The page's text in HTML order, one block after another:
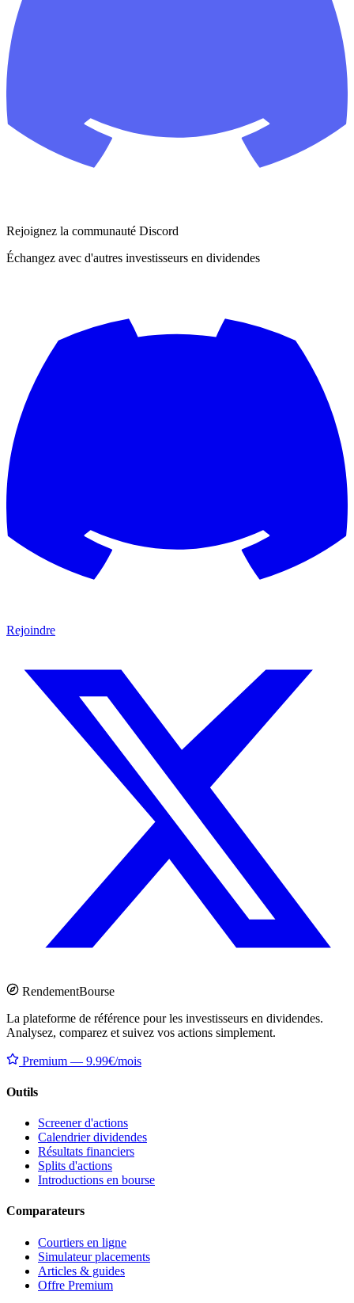
Rejoignez la communauté Discord
Échangez avec d'autres investisseurs en dividendes
Rejoindre
RendementBourse
La plateforme de référence pour les investisseurs en dividendes.
Analysez, comparez et suivez vos actions simplement.
Premium — 9.99€/mois
Outils
Screener d'actions
Calendrier dividendes
Résultats financiers
Splits d'actions
Introductions en bourse
Comparateurs
Courtiers en ligne
Simulateur placements
Articles & guides
Offre Premium